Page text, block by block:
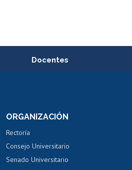
Docentes
Perfeccionamiento
Evaluación docente
Calificación académica
ORGANIZACIÓN
Rectoría
Consejo Universitario
Senado Universitario